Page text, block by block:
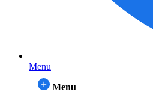
Menu
Menu